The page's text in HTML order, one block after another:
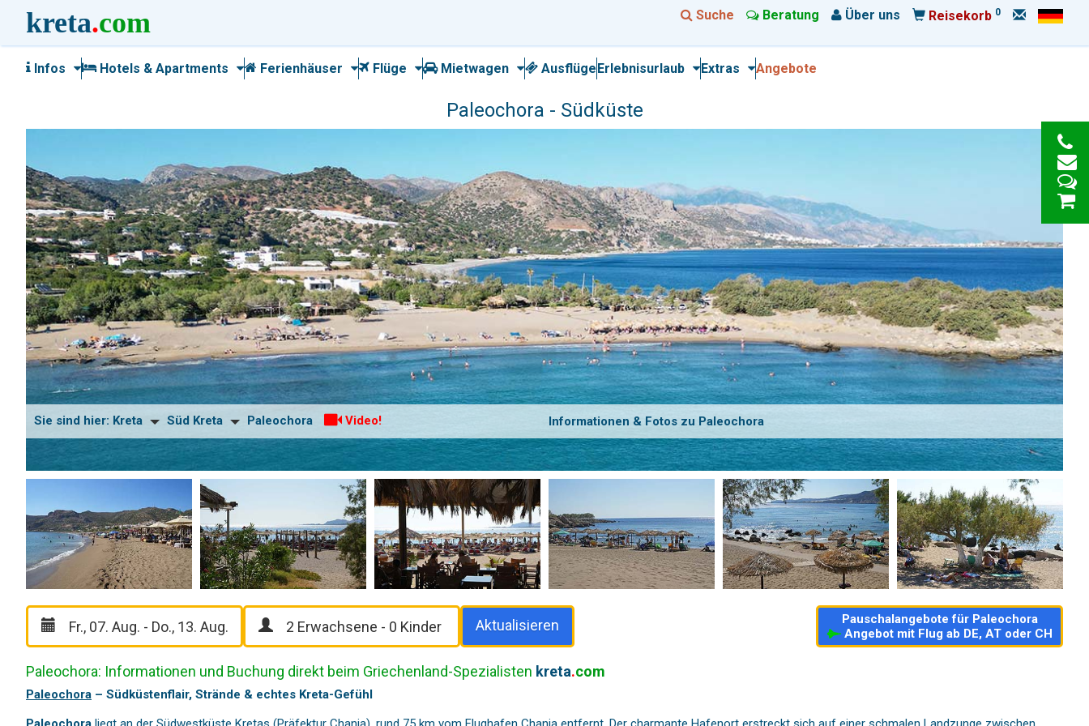
kreta.com Suche Beratung Über uns Reisekorb 0
Infos Hotels & Apartments Ferienhäuser Flüge Mietwagen AusflügeErlebnisurlaub Extras Angebote
Paleochora - Südküste
Sie sind hier: Kreta Süd Kreta Paleochora Video! Informationen & Fotos zu Paleochora
Aktualisieren
Pauschalangebote für Paleochora
Angebot mit Flug ab DE, AT oder CH
Paleochora: Informationen und Buchung direkt beim Griechenland-Spezialisten kreta.com
Paleochora – Südküstenflair, Strände & echtes Kreta-Gefühl